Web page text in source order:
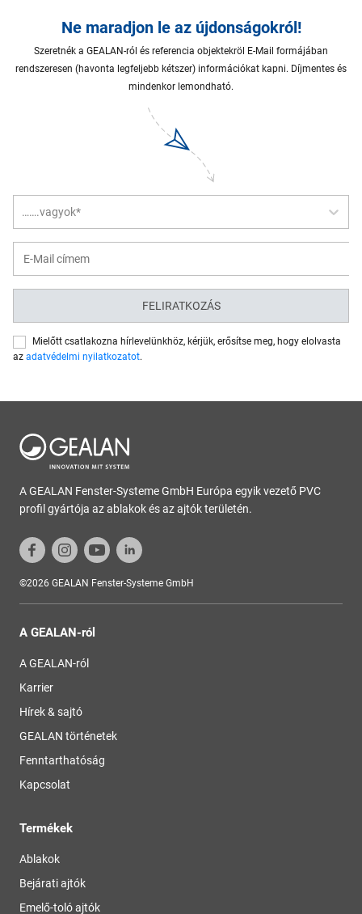
Ne maradjon le az újdonságokról!
Szeretnék a GEALAN-ról és referencia objektekröl E-Mail formájában
rendszeresen (havonta legfeljebb kétszer) információkat kapni. Díjmentes és
mindenkor lemondható.
…….vagyok*
FELIRATKOZÁS
Mielőtt csatlakozna hírlevelünkhöz, kérjük, erősítse meg, hogy elolvasta
az adatvédelmi nyilatkozatot.
A GEALAN Fenster-Systeme GmbH Európa egyik vezető PVC
profil gyártója az ablakok és az ajtók területén.
©2026 GEALAN Fenster-Systeme GmbH
A GEALAN-ról
A GEALAN-ról
Karrier
Hírek & sajtó
GEALAN történetek
Fenntarthatóság
Kapcsolat
Termékek
Ablakok
Bejárati ajtók
Emelő-toló ajtók